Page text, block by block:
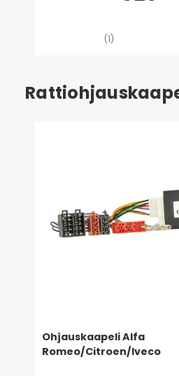
(1)
Ohjauskaapeli Alfa
Romeo/Citroen/Iveco